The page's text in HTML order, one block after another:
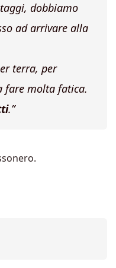
dobbiamo
ad arrivare alla
terra, per
fare molta fatica.
.”